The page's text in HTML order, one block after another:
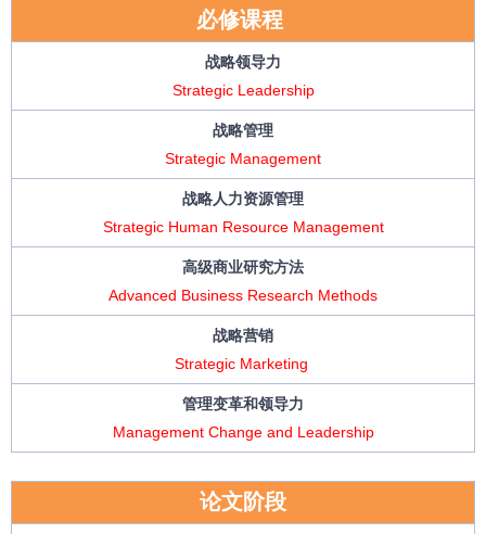
必修课程
战略领导力
Strategic Leadership
战略管理
Strategic Management
战略人力资源管理
Strategic Human Resource Management
高级商业研究方法
Advanced Business Research Methods
战略营销
Strategic Marketing
管理变革和领导力
Management Change and Leadership
论文阶段